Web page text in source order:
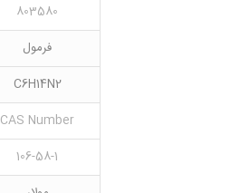
803580
فرمول
C6H14N2
CAS Number
106-58-1